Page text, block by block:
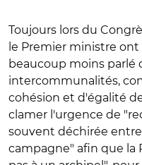
Toujours lors du
le Premier ministre
beaucoup moins parlé
intercommunalités,
cohésion et d'égalité
clamer l'urgence de
souvent déchirée entre
campagne" afin que la